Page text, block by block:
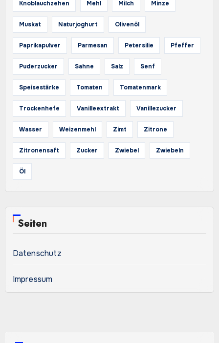
Knoblauchzehen Mehl Milch Minze
Muskat Naturjoghurt Olivenöl
Paprikapulver Parmesan Petersilie Pfeffer
Puderzucker Sahne Salz Senf
Speisestärke Tomaten Tomatenmark
Trockenhefe Vanilleextrakt Vanillezucker
Wasser Weizenmehl Zimt Zitrone
Zitronensaft Zucker Zwiebel Zwiebeln
Öl
Seiten
Datenschutz
Impressum